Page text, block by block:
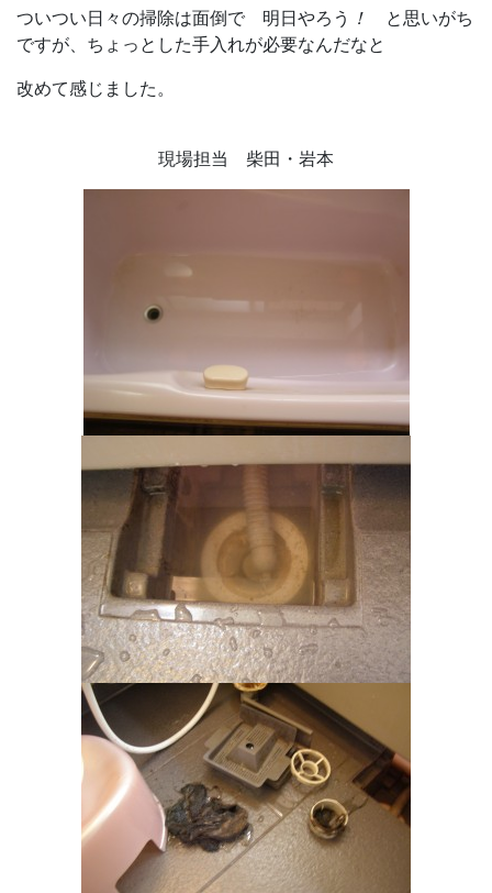
ついつい日々の掃除は面倒で 明日やろう ！
と思いがち
ですが、ちょっとした手入れが必要なんだなと
改めて感じました。
現場担当 柴田・岩本